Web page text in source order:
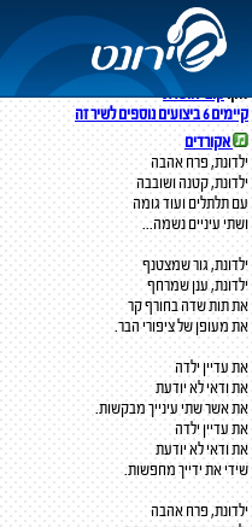
ילדונת
אורי פיינמן
תלמה אליגון רוז
לחן:קובי אושרת
קיימים 6 ביצועים נוספים לשיר זה
אקורדים
ילדונת, פרח אהבה
ילדונת, קטנה ושובבה
עם תלתלים ועוד גומה
ושתי עיניים נשמה...
ילדונת, גור שמצטנף
ילדונת, ענן שמרחף
את תות שדה בחורף קר
את מעופן של ציפורי הבר.
את עדיין ילדה
את ודאי לא יודעת
את אשר שתי עינייך מבקשות.
את עדיין ילדה
את ודאי לא יודעת
שידי את ידייך מחפשות.
ילדונת, פרח אהבה